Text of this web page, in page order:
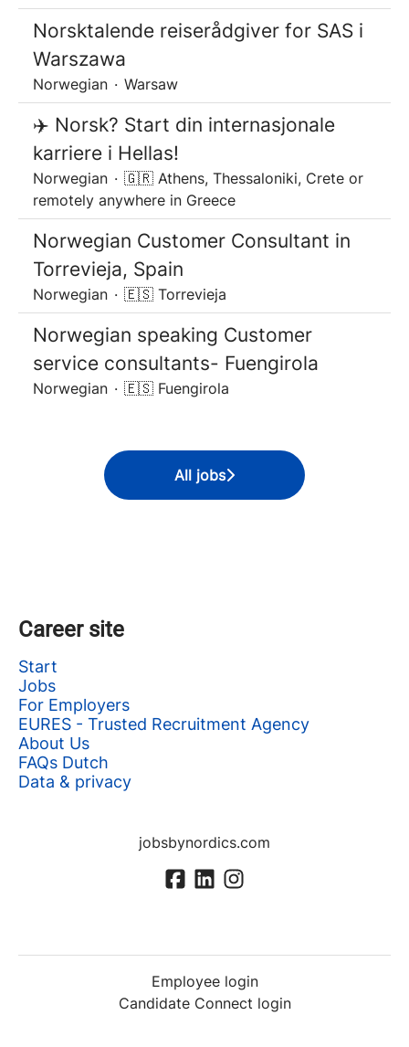
Norsktalende reiserådgiver for SAS i
Warszawa
Norwegian · Warsaw
✈️ Norsk? Start din internasjonale
karriere i Hellas!
Norwegian · 🇬🇷 Athens, Thessaloniki, Crete or
remotely anywhere in Greece
Norwegian Customer Consultant in
Torrevieja, Spain
Norwegian · 🇪🇸 Torrevieja
Norwegian speaking Customer
service consultants- Fuengirola
Norwegian · 🇪🇸 Fuengirola
All jobs
Career site
Start
Jobs
For Employers
EURES - Trusted Recruitment Agency
About Us
FAQs Dutch
Data & privacy
jobsbynordics.com
Employee login
Candidate Connect login